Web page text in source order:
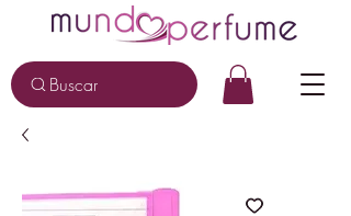
Buscar